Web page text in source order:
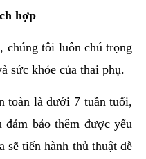
hợp
chúng tôi luôn chú trọng
sức khỏe của thai phụ.
toàn là dưới 7 tuần tuổi,
bảo thêm được yếu
sẽ tiến hành thủ thuật dễ